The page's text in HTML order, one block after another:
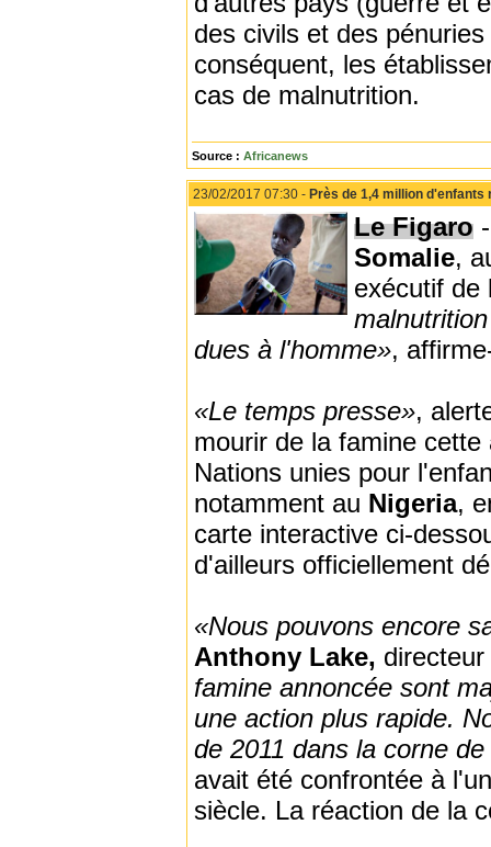
des civils et des
conséquent, les
cas de malnutrition.
Source : Africanews
23/02/2017 07:30 - Près de 1,4 million
Le Figaro
Somalie,
exécutif de
dues à l'homme»,
«Le temps presse»,
mourir de la famine
Nations unies pour
notamment au Nigeria,
carte interactive ci-
d'ailleurs officiellement
«Nous pouvons encore
Anthony Lake,
famine annoncée sont
une action plus rapide.
de 2011 dans la corne de
avait été confrontée à
siècle. La réaction de la